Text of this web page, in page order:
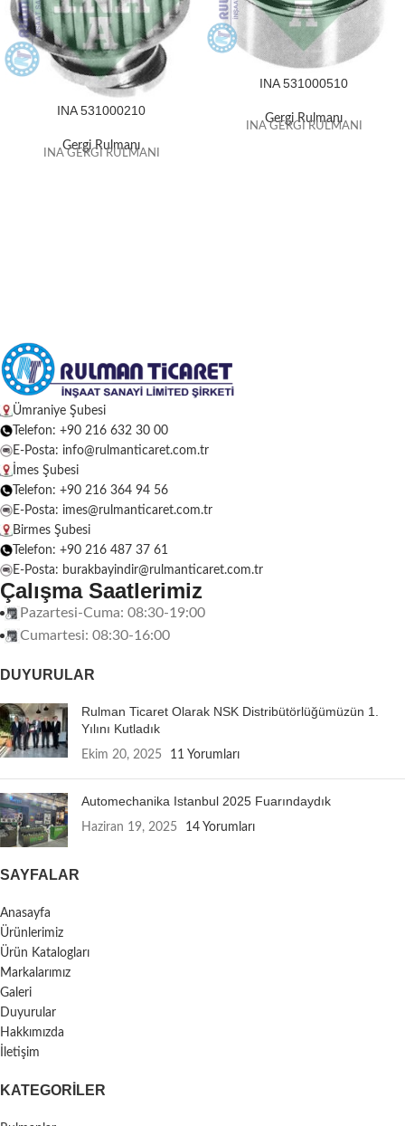
INA 531000210
Gergi Rulmanı
INA GERGİ RULMANI
INA 531000510
Gergi Rulmanı
INA GERGİ RULMANI
Ümraniye Şubesi
Telefon: +90 216 632 30 00
E-Posta: info@rulmanticaret.com.tr
İmes Şubesi
Telefon: +90 216 364 94 56
E-Posta: imes@rulmanticaret.com.tr
Birmes Şubesi
Telefon: +90 216 487 37 61
E-Posta: burakbayindir@rulmanticaret.com.tr
Çalışma Saatlerimiz
Pazartesi-Cuma: 08:30-19:00
Cumartesi: 08:30-16:00
DUYURULAR
Rulman Ticaret Olarak NSK Distribütörlüğümüzün 1.
Yılını Kutladık
Ekim 20, 2025 11 Yorumları
Automechanika Istanbul 2025 Fuarındaydık
Haziran 19, 2025 14 Yorumları
SAYFALAR
Anasayfa
Ürünlerimiz
Ürün Katalogları
Markalarımız
Galeri
Duyurular
Hakkımızda
İletişim
KATEGORILER